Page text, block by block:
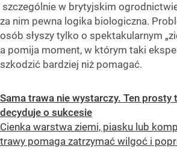
szczególnie w brytyjskim
za nim pewna logika biologiczna.
osób słyszy tylko o spektakularnym
a pomija moment, w którym taki
szkodzić bardziej niż pomagać.
Sama trawa nie wystarczy. Ten prosty
decyduje o sukcesie
Cienka warstwa ziemi, piasku lub
trawy pomaga zatrzymać wilgoć i